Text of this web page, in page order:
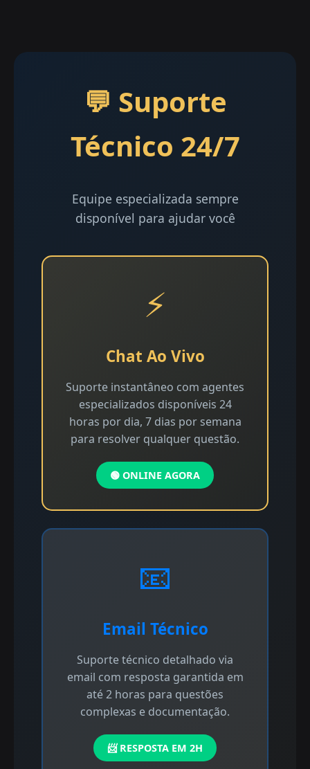
💬 Suporte
Técnico 24/7
Equipe especializada sempre
disponível para ajudar você
⚡
Chat Ao Vivo
Suporte instantâneo com agentes
especializados disponíveis 24
horas por dia, 7 dias por semana
para resolver qualquer questão.
🟢 ONLINE AGORA
📧
Email Técnico
Suporte técnico detalhado via
email com resposta garantida em
até 2 horas para questões
complexas e documentação.
📨 RESPOSTA EM 2H